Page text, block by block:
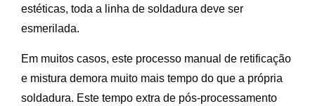
estéticas, toda a linha de soldadura deve ser
esmerilada.
Em muitos casos, este processo manual de retificação
e mistura demora muito mais tempo do que a própria
soldadura. Este tempo extra de pós-processamento